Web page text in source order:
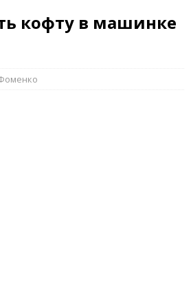
кофту в машинке